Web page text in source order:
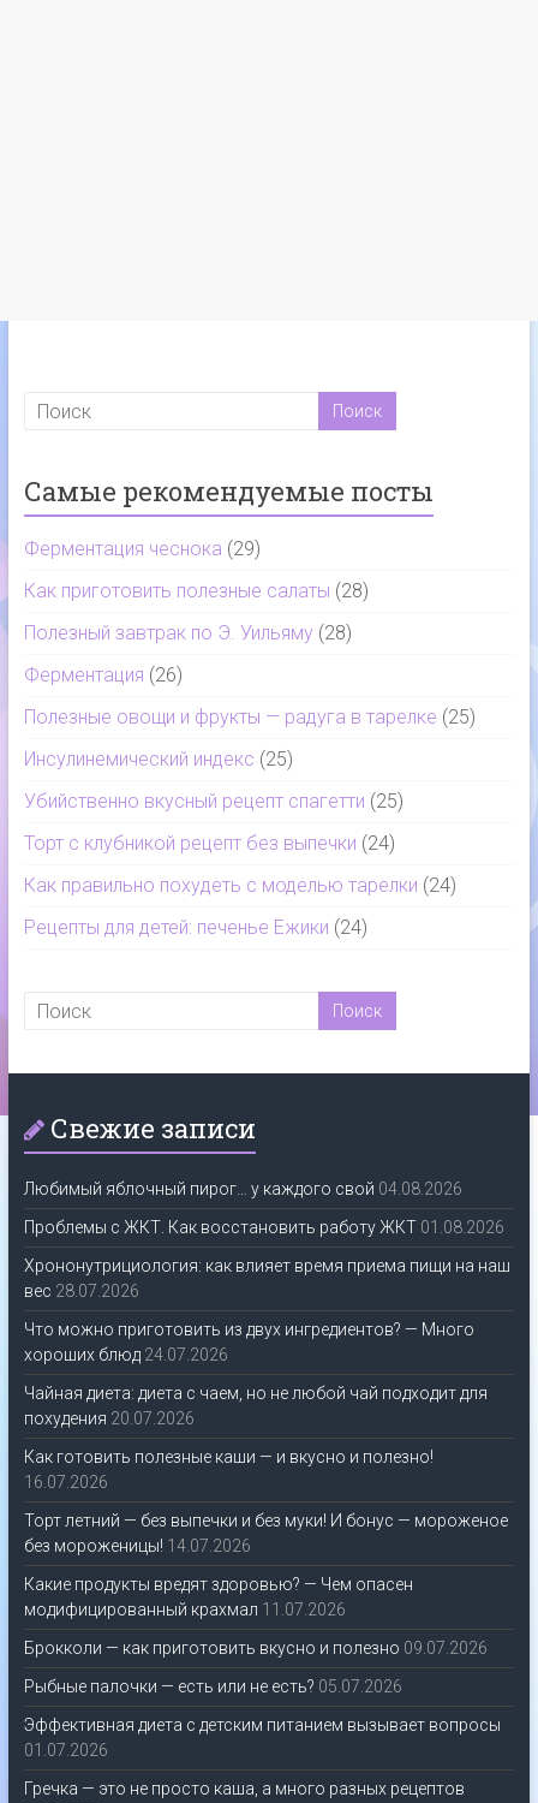
Самые рекомендуемые посты
Ферментация чеснока (29)
Как приготовить полезные салаты (28)
Полезный завтрак по Э. Уильяму (28)
Ферментация (26)
Полезные овощи и фрукты — радуга в тарелке (25)
Инсулинемический индекс (25)
Убийственно вкусный рецепт спагетти (25)
Торт с клубникой рецепт без выпечки (24)
Как правильно похудеть с моделью тарелки (24)
Рецепты для детей: печенье Ежики (24)
Свежие записи
Любимый яблочный пирог… у каждого свой 04.08.2026
Проблемы с ЖКТ. Как восстановить работу ЖКТ 01.08.2026
Хрононутрициология: как влияет время приема пищи на наш
вес 28.07.2026
Что можно приготовить из двух ингредиентов? — Много
хороших блюд 24.07.2026
Чайная диета: диета с чаем, но не любой чай подходит для
похудения 20.07.2026
Как готовить полезные каши — и вкусно и полезно!
16.07.2026
Торт летний — без выпечки и без муки! И бонус — мороженое
без мороженицы! 14.07.2026
Какие продукты вредят здоровью? — Чем опасен
модифицированный крахмал 11.07.2026
Брокколи — как приготовить вкусно и полезно 09.07.2026
Рыбные палочки — есть или не есть? 05.07.2026
Эффективная диета с детским питанием вызывает вопросы
01.07.2026
Гречка — это не просто каша, а много разных рецептов